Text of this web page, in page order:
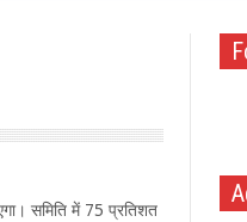
समिति में 75 प्रतिशत